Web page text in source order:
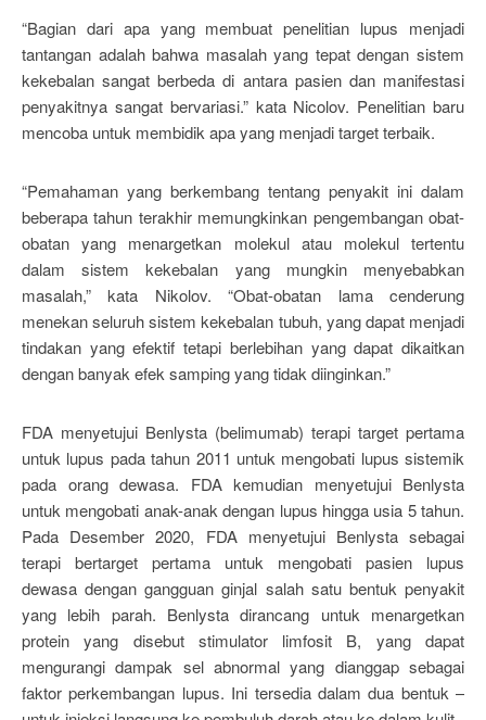
“Bagian dari apa yang membuat penelitian lupus menjadi
tantangan adalah bahwa masalah yang tepat dengan sistem
kekebalan sangat berbeda di antara pasien dan manifestasi
penyakitnya sangat bervariasi.” kata Nicolov. Penelitian baru
mencoba untuk membidik apa yang menjadi target terbaik.
“Pemahaman yang berkembang tentang penyakit ini dalam
beberapa tahun terakhir memungkinkan pengembangan obat-
obatan yang menargetkan molekul atau molekul tertentu
dalam sistem kekebalan yang mungkin menyebabkan
masalah,” kata Nikolov. “Obat-obatan lama cenderung
menekan seluruh sistem kekebalan tubuh, yang dapat menjadi
tindakan yang efektif tetapi berlebihan yang dapat dikaitkan
dengan banyak efek samping yang tidak diinginkan.”
FDA menyetujui Benlysta (belimumab) terapi target pertama
untuk lupus pada tahun 2011 untuk mengobati lupus sistemik
pada orang dewasa. FDA kemudian menyetujui Benlysta
untuk mengobati anak-anak dengan lupus hingga usia 5 tahun.
Pada Desember 2020, FDA menyetujui Benlysta sebagai
terapi bertarget pertama untuk mengobati pasien lupus
dewasa dengan gangguan ginjal salah satu bentuk penyakit
yang lebih parah. Benlysta dirancang untuk menargetkan
protein yang disebut stimulator limfosit B, yang dapat
mengurangi dampak sel abnormal yang dianggap sebagai
faktor perkembangan lupus. Ini tersedia dalam dua bentuk –